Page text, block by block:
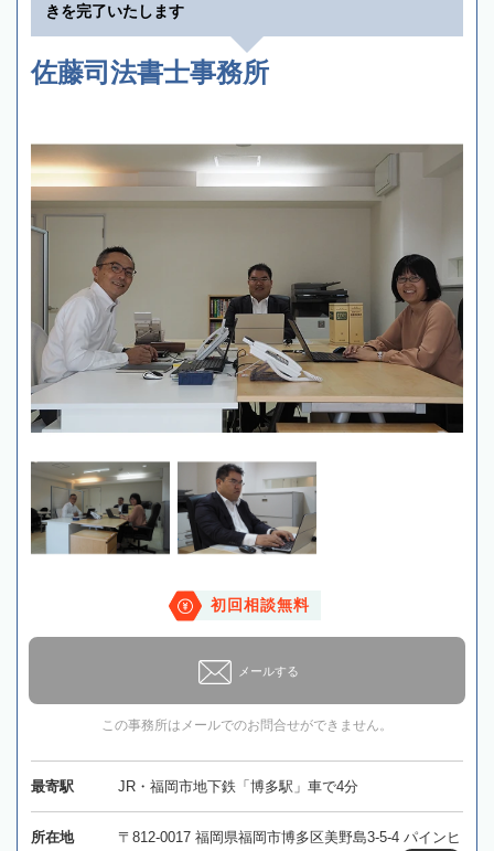
きを完了いたします
佐藤司法書士事務所
初回相談無料
メールする
この事務所はメールでのお問合せができません。
最寄駅 JR・福岡市地下鉄「博多駅」車で4分
所在地
〒812-0017 福岡県福岡市博多区美野島3-5-4 パインヒ